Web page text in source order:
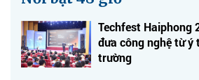
Techfest Haiphong
đưa công nghệ từ ý
trường